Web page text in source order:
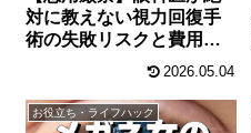
対に教えない視力回復手
術の失敗リスクと費用の
2026.05.04
お役立ち・ライフハック